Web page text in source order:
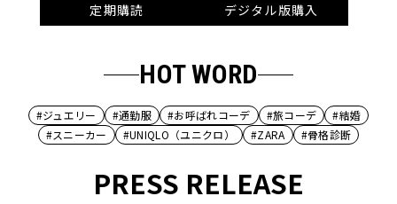
定期購読
デジタル版購入
HOT WORD
#ジュエリー #通勤服 #お呼ばれコーデ #旅コーデ
#結婚
#スニーカー
#UNIQLO（ユニクロ） #ZARA #骨格診断
PRESS RELEASE